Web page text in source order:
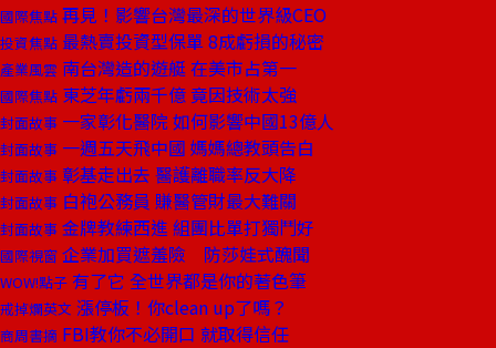
國際焦點 再見！影響台灣最深的世界級CEO
投資焦點 最熱賣投資型保單 8成虧損的秘密
產業風雲 南台灣造的遊艇 在美市占第一
國際焦點 東芝年虧兩千億 竟因技術太強
封面故事 一家彰化醫院 如何影響中國13億人
封面故事 一週五天飛中國 媽媽總教頭告白
封面故事 彰基走出去 醫護離職率反大降
封面故事 白袍公務員 賺醫管財最大難關
封面故事 金牌教練西進 組團比單打獨鬥好
國際視窗 企業加買遮羞險 防莎娃式醜聞
WOW!點子 有了它 全世界都是你的著色筆
戒掉爛英文 漲停板！你clean up了嗎？
商周書摘 FBI教你不必開口 就取得信任